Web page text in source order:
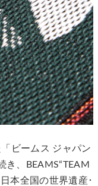
ビームス ジャパン
き、BEAMS“TEAM
本全国の世界遺産･